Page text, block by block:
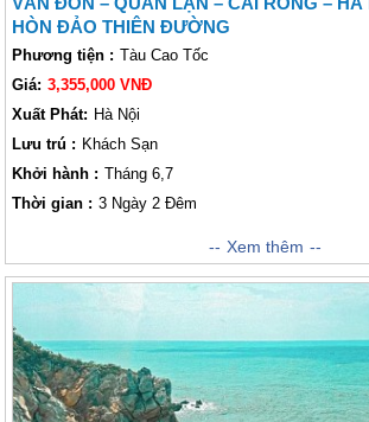
HÒN ĐẢO THIÊN ĐƯỜNG
Phương tiện : Tàu Cao Tốc
Giá: 3,355,000 VNĐ
Xuất Phát: Hà Nội
Lưu trú : Khách Sạn
Khởi hành : Tháng 6,7
Thời gian : 3 Ngày 2 Đêm
với phong cảnh thiên nhiên
cùng nhiều bãi biển còn nguyên sơ nhưMinh
đang là một trong những điểm đến thăm quan hấp
trình của khách thăm quan khi đến với Quảng
nằm trên triền cát trắng mịn, hít thở bầu không
thật yên bình sau những bộn bề, lo toan của
Ngoài ra khi đến đây Lữ khách còn được thưởng thức những món ăn hải
sản ngon tại vùng biển xa, thăm quan những
Xem thêm